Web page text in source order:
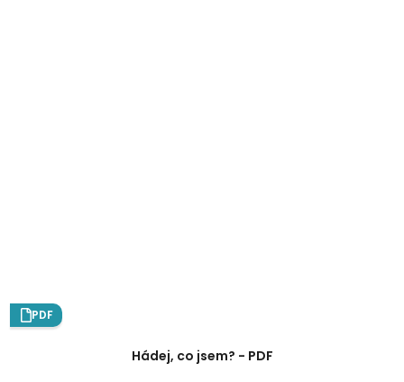
PDF
Hádej, co jsem? - PDF